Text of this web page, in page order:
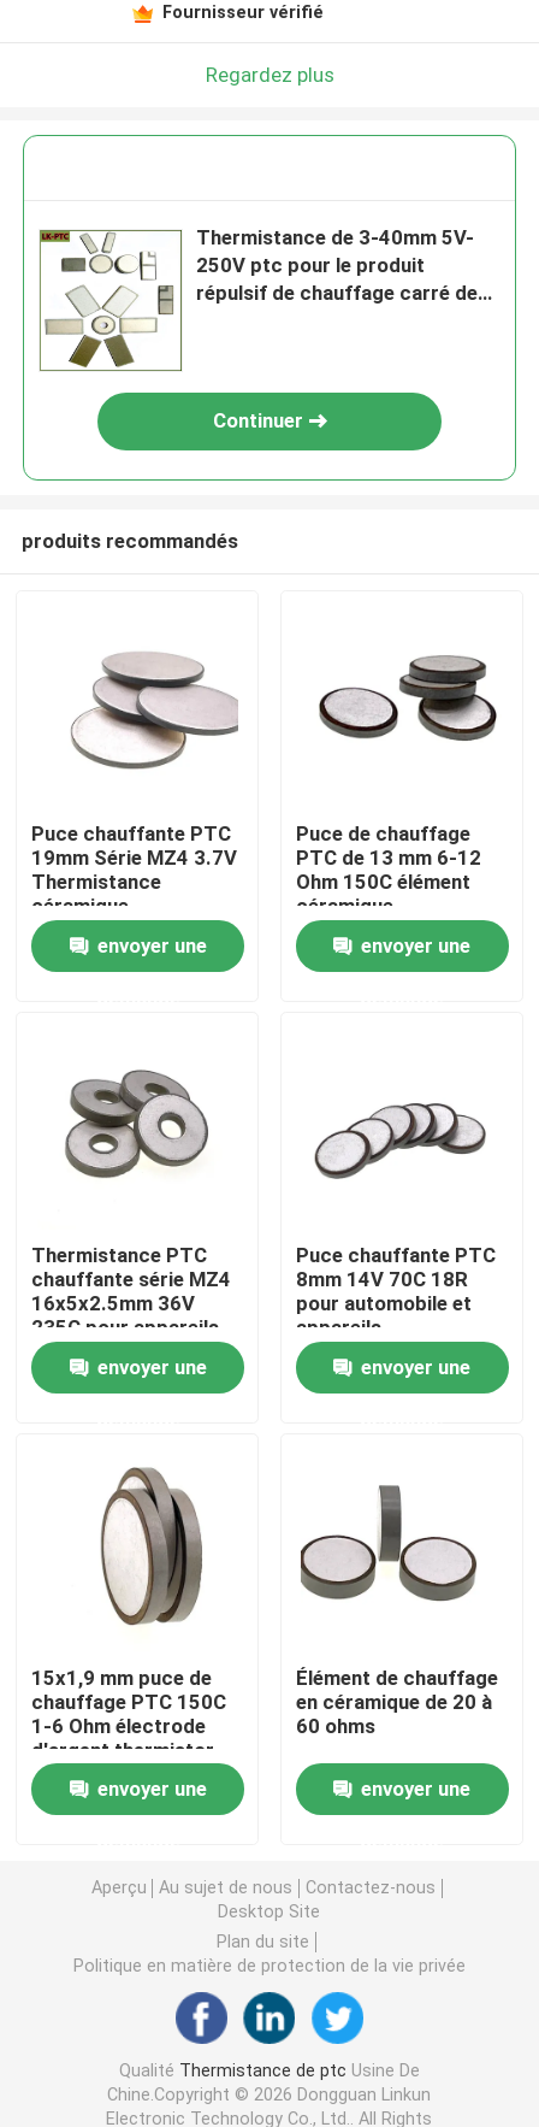
À la maison
Produits
À propos de nous
Contrôle de la qualité
Nous contacter
Les affaires
Thermistance de ptc
Thermistors NTC
Thermistance de SMD NTC
Le thermistore NTC de puissance
Capteur de température de NTC
Varistance CMS
Fournisseur vérifié
Regardez plus
Thermistance de 3-40mm 5V-
250V ptc pour le produit
répulsif de chauffage carré de
Continuer
produits recommandés
Puce chauffante PTC
19mm Série MZ4 3.7V
Thermistance
céramique
envoyer une
Puce de chauffage
PTC de 13 mm 6-12
Ohm 150C élément
céramique
envoyer une
Thermistance PTC
chauffante série MZ4
16x5x2.5mm 36V
235C pour appareils
automobiles
envoyer une
Puce chauffante PTC
8mm 14V 70C 18R
pour automobile et
appareils
électroménagers
envoyer une
15x1,9 mm puce de
chauffage PTC 150C
1-6 Ohm électrode
d'argent thermistor
envoyer une
Élément de chauffage
en céramique de 20 à
60 ohms
envoyer une
Aperçu Au sujet de nous
Contactez-nous
Desktop Site
Plan du site
Politique en matière de protection de la vie privée
Qualité Thermistance de ptc Usine De
Chine.Copyright © 2026 Dongguan Linkun
Electronic Technology Co., Ltd.. All Rights